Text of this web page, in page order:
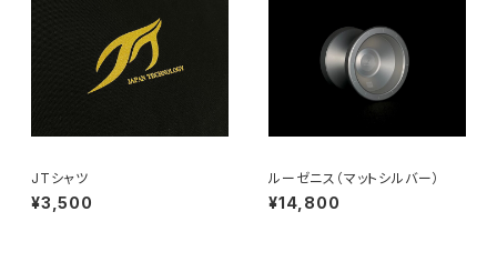
JTシャツ
¥3,500
ルーゼニス（マットシルバー）
¥14,800